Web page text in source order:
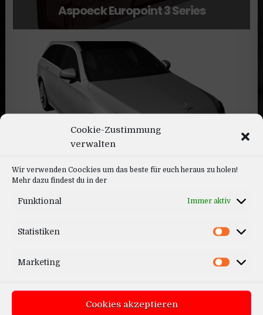
Cookie-Zustimmung
verwalten
Wir verwenden Coockies um das beste für euch heraus zu holen!
Mehr dazu findest du in der
Funktional Immer aktiv
Statistiken
Marketing
Cookies akzeptieren
Aspoeck Europoint 3 Series
Mercedes E-Estate 2020